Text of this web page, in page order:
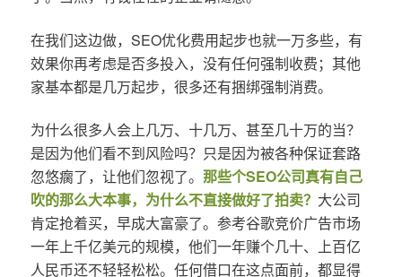
在我们这边做，SEO优化费用起步也就一万多些，有
效果你再考虑是否多投入，没有任何强制收费；其他
家基本都是几万起步，很多还有捆绑强制消费。
为什么很多人会上几万、十几万、甚至几十万的当？
是因为他们看不到风险吗？只是因为被各种保证套路
忽悠瘸了，让他们忽视了。 那些个SEO公司真有自己
吹的那么大本事，为什么不直接做好了拍卖？ 大公司
肯定抢着买，早成大富豪了。参考谷歌竞价广告市场
一年上千亿美元的规模，他们一年赚个几十、上百亿
人民币还不轻轻松松。任何借口在这点面前，都显得